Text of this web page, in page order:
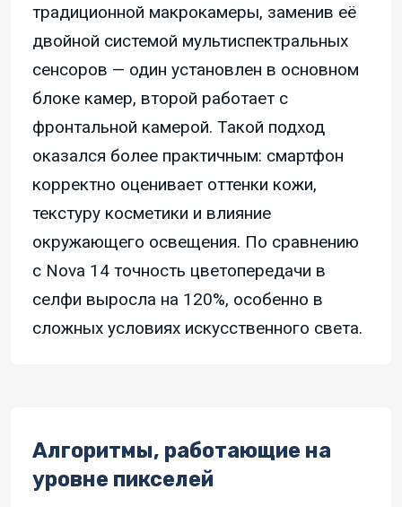
традиционной макрокамеры, заменив её
двойной системой мультиспектральных
сенсоров — один установлен в основном
блоке камер, второй работает с
фронтальной камерой. Такой подход
оказался более практичным: смартфон
корректно оценивает оттенки кожи,
текстуру косметики и влияние
окружающего освещения. По сравнению
с Nova 14 точность цветопередачи в
селфи выросла на 120%, особенно в
сложных условиях искусственного света.
Алгоритмы, работающие на
уровне пикселей